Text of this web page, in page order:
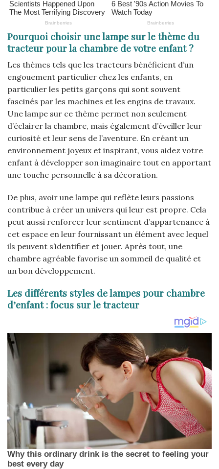
Pourquoi choisir une lampe sur le thème du
tracteur pour la chambre de votre enfant ?
Les thèmes tels que les tracteurs bénéficient d’un
engouement particulier chez les enfants, en
particulier les petits garçons qui sont souvent
fascinés par les machines et les engins de travaux.
Une lampe sur ce thème permet non seulement
d’éclairer la chambre, mais également d’éveiller leur
curiosité et leur sens de l’aventure. En créant un
environnement joyeux et inspirant, vous aidez votre
enfant à développer son imaginaire tout en apportant
une touche personnelle à sa décoration.
De plus, avoir une lampe qui reflète leurs passions
contribue à créer un univers qui leur est propre. Cela
peut aussi renforcer leur sentiment d’appartenance à
cet espace en leur fournissant un élément avec lequel
ils peuvent s’identifier et jouer. Après tout, une
chambre agréable favorise un sommeil de qualité et
un bon développement.
Les différents styles de lampes pour chambre
d’enfant : focus sur le tracteur